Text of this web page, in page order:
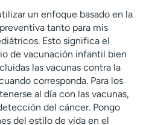
un enfoque basado en la
tanto para mis
Esto significa el
de vacunación infantil bien
las vacunas contra la
corresponda. Para los
al día con las vacunas,
del cáncer. Pongo
del estilo de vida en el